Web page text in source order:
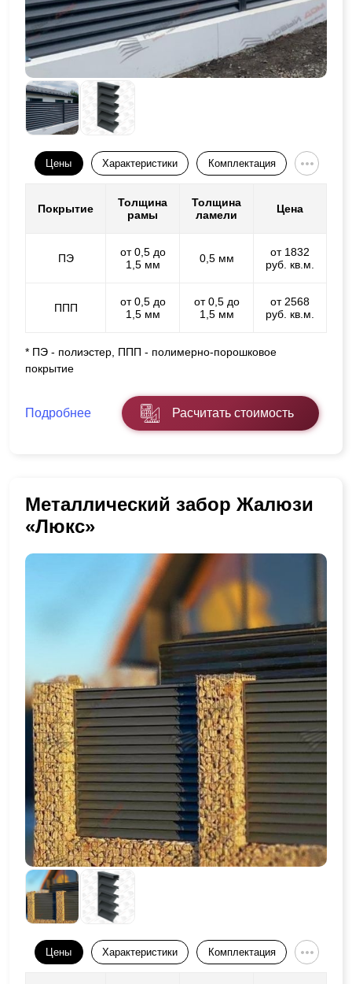
Цены Характеристики Комплектация
Покрытие
Толщина
рамы
Толщина
ламели
Цена
ПЭ
от 0,5 до
1,5 мм
0,5 мм
от 1832
руб. кв.м.
ППП
от 0,5 до
1,5 мм
от 0,5 до
1,5 мм
от 2568
руб. кв.м.
* ПЭ - полиэстер, ППП - полимерно-порошковое
покрытие
Подробнее Расчитать стоимость
Металлический забор Жалюзи
«Люкс»
Цены Характеристики Комплектация